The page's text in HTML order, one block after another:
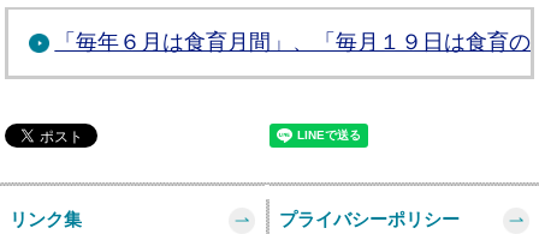
「毎年６月は食育月間」、「毎月１９日は食育
リンク集 プライバシーポリシー